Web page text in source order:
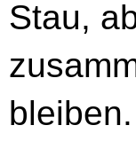
Stau,